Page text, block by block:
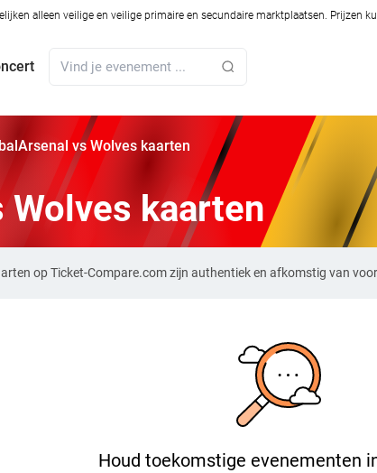
alleen veilige en veilige primaire en secundaire marktplaatsen. Prijzen
Arsenal vs Wolves kaarten
Wolves kaarten
op Ticket-Compare.com zijn authentiek en afkomstig van
Houd toekomstige evenementen